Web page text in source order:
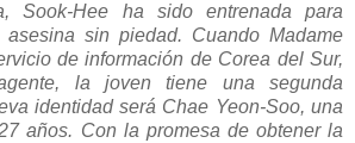
Sook-Hee ha sido entrenada para
sin piedad. Cuando Madame
de información de Corea del Sur,
la joven tiene una segunda
identidad será Chae Yeon-Soo, una
años. Con la promesa de obtener la